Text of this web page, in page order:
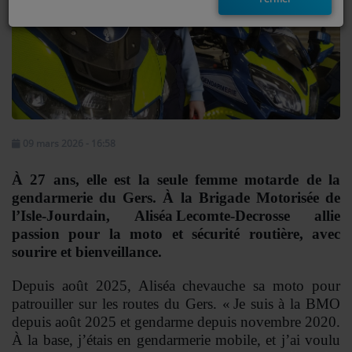
EMISSIONS
TITRES DIFFUSÉS
FRÉQUENCES
LES JEUX
JEUX CONCOURS
RÉGIE PUBLICTIAIRE
À 27 ans, elle est la seule femme motarde de la
gendarmerie du Gers. À la Brigade Motorisée de
l’Isle-Jourdain, Aliséa Lecomte-Decrosse allie
passion pour la moto et sécurité routière, avec
sourire et bienveillance.
Depuis août 2025, Aliséa chevauche sa moto pour
patrouiller sur les routes du Gers. « Je suis à la BMO
depuis août 2025 et gendarme depuis novembre 2020.
À la base, j’étais en gendarmerie mobile, et j’ai voulu